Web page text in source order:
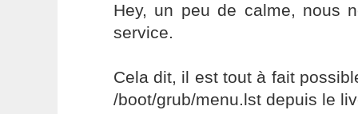
Hey, un peu de calme, nous
service.
Cela dit, il est tout à fait
/boot/grub/menu.lst depuis le